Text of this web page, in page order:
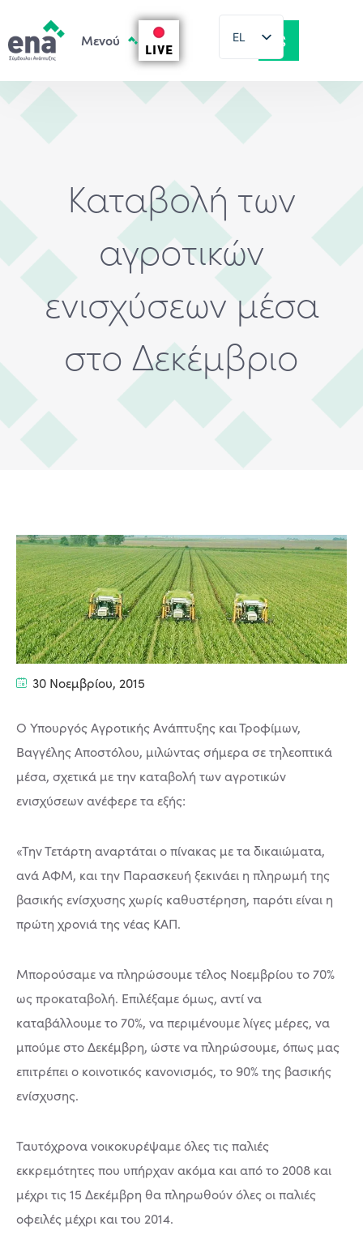
LIVE
EL
EN
Καταβολή των
αγροτικών
ενισχύσεων μέσα
στο Δεκέμβριο
30 Νοεμβρίου, 2015
Ο Υπουργός Αγροτικής Ανάπτυξης και Τροφίμων,
Βαγγέλης Αποστόλου, μιλώντας σήμερα σε τηλεοπτικά
μέσα, σχετικά με την καταβολή των αγροτικών
ενισχύσεων ανέφερε τα εξής:
«Την Τετάρτη αναρτάται ο πίνακας με τα δικαιώματα,
ανά ΑΦΜ, και την Παρασκευή ξεκινάει η πληρωμή της
βασικής ενίσχυσης χωρίς καθυστέρηση, παρότι είναι η
πρώτη χρονιά της νέας ΚΑΠ.
Μπορούσαμε να πληρώσουμε τέλος Νοεμβρίου το 70%
ως προκαταβολή. Επιλέξαμε όμως, αντί να
καταβάλλουμε το 70%, να περιμένουμε λίγες μέρες, να
μπούμε στο Δεκέμβρη, ώστε να πληρώσουμε, όπως μας
επιτρέπει ο κοινοτικός κανονισμός, το 90% της βασικής
ενίσχυσης.
Ταυτόχρονα νοικοκυρέψαμε όλες τις παλιές
εκκρεμότητες που υπήρχαν ακόμα και από το 2008 και
μέχρι τις 15 Δεκέμβρη θα πληρωθούν όλες οι παλιές
οφειλές μέχρι και του 2014.